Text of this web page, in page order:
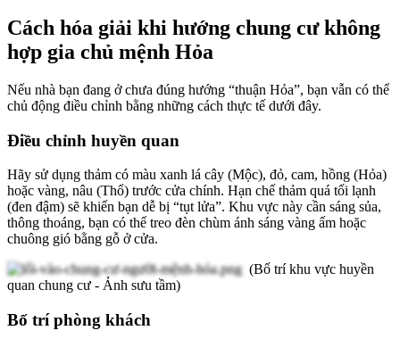
Cách hóa giải khi hướng chung cư không
hợp gia chủ mệnh Hỏa
Nếu nhà bạn đang ở chưa đúng hướng “thuận Hỏa”, bạn vẫn có thể
chủ động điều chỉnh bằng những cách thực tế dưới đây.
Điều chỉnh huyền quan
Hãy sử dụng thảm có màu xanh lá cây (Mộc), đỏ, cam, hồng (Hỏa)
hoặc vàng, nâu (Thổ) trước cửa chính. Hạn chế thảm quá tối lạnh
(đen đậm) sẽ khiến bạn dễ bị “tụt lửa”. Khu vực này cần sáng sủa,
thông thoáng, bạn có thể treo đèn chùm ánh sáng vàng ấm hoặc
chuông gió bằng gỗ ở cửa.
(Bố trí khu vực huyền
quan chung cư - Ảnh sưu tầm)
Bố trí phòng khách